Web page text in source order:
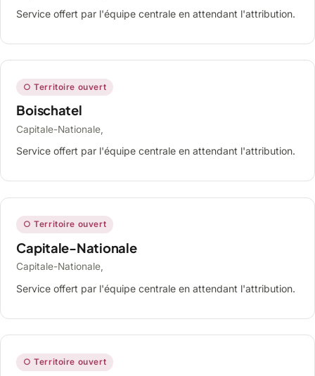
Service offert par l'équipe centrale en attendant l'attribution.
○ Territoire ouvert
Boischatel
Capitale-Nationale,
Service offert par l'équipe centrale en attendant l'attribution.
○ Territoire ouvert
Capitale-Nationale
Capitale-Nationale,
Service offert par l'équipe centrale en attendant l'attribution.
○ Territoire ouvert